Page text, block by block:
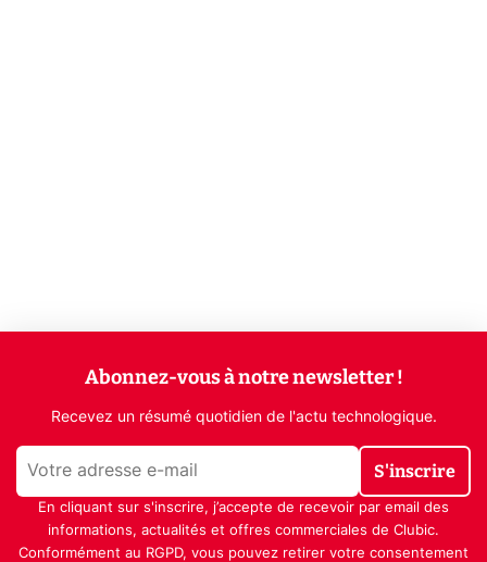
Abonnez-vous à notre newsletter !
Recevez un résumé quotidien de l'actu technologique.
S'inscrire
En cliquant sur s'inscrire, j’accepte de recevoir par email des
informations, actualités et offres commerciales de Clubic.
Conformément au RGPD, vous pouvez retirer votre consentement